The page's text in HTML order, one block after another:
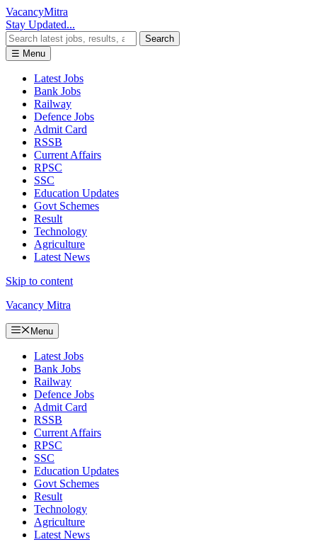
VacancyMitra
Stay Updated...
Search
☰ Menu
Latest Jobs
Bank Jobs
Railway
Defence Jobs
Admit Card
RSSB
Current Affairs
RPSC
SSC
Education Updates
Govt Schemes
Result
Technology
Agriculture
Latest News
Skip to content
Vacancy Mitra
Menu
Latest Jobs
Bank Jobs
Railway
Defence Jobs
Admit Card
RSSB
Current Affairs
RPSC
SSC
Education Updates
Govt Schemes
Result
Technology
Agriculture
Latest News